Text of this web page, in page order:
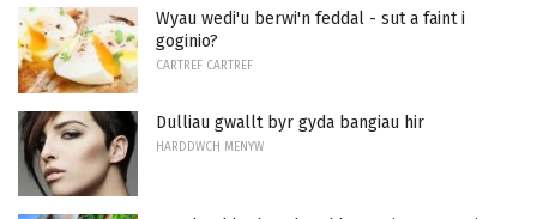
Wyau wedi'u berwi'n feddal - sut a faint i
goginio?
CARTREF CARTREF
Dulliau gwallt byr gyda bangiau hir
HARDDWCH MENYW